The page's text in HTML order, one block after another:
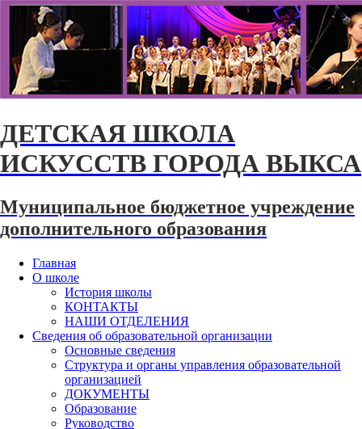
ДЕТСКАЯ ШКОЛА
ИСКУССТВ ГОРОДА ВЫКСА
Муниципальное бюджетное учреждение
дополнительного образования
Главная
О школе
История школы
КОНТАКТЫ
НАШИ ОТДЕЛЕНИЯ
Сведения об образовательной организации
Основные сведения
Структура и органы управления образовательной
организацией
ДОКУМЕНТЫ
Образование
Руководство